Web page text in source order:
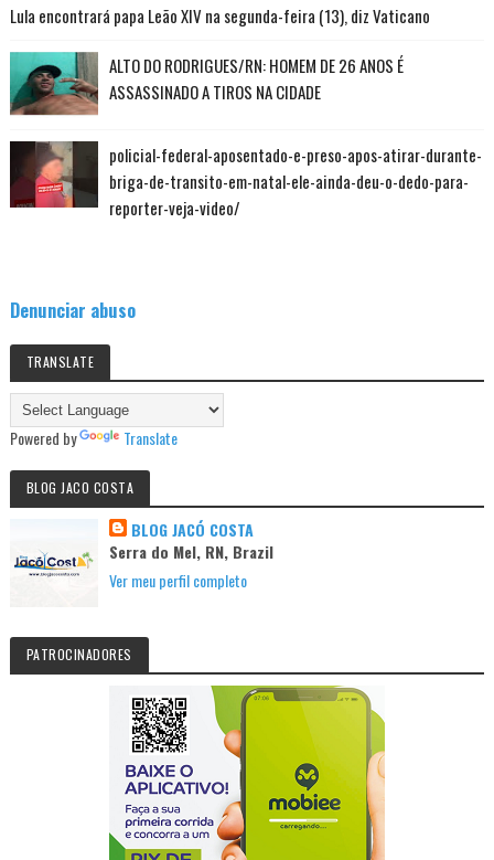
Lula encontrará papa Leão XIV na segunda-feira (13), diz Vaticano
ALTO DO RODRIGUES/RN: HOMEM DE 26 ANOS É
ASSASSINADO A TIROS NA CIDADE
policial-federal-aposentado-e-preso-apos-atirar-durante-
briga-de-transito-em-natal-ele-ainda-deu-o-dedo-para-
reporter-veja-video/
Denunciar abuso
TRANSLATE
Powered by Translate
BLOG JACO COSTA
BLOG JACÓ COSTA
Serra do Mel, RN, Brazil
Ver meu perfil completo
PATROCINADORES